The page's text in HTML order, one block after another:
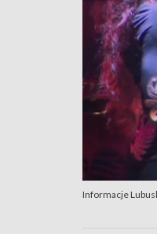
Informacje